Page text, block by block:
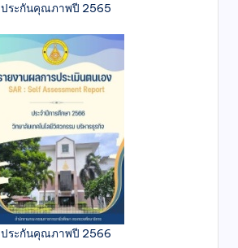
ประกันคุณภาพปี 2565
ประกันคุณภาพปี 2566